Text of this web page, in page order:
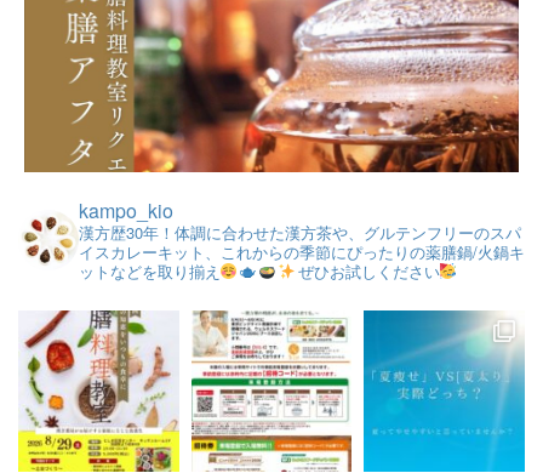
kampo_kio
漢方歴30年！体調に合わせた漢方茶や、グルテンフリーのスパ
イスカレーキット、これからの季節にぴったりの薬膳鍋/火鍋キ
ットなどを取り揃え
ぜひお試しください